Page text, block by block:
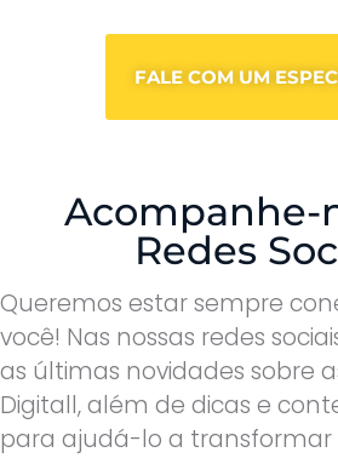
FALE COM UM
Acompanhe-
Redes
Queremos estar sempre
você! Nas nossas redes
as últimas novidades sobre
Digitall, além de dicas e
para ajudá-lo a transformar